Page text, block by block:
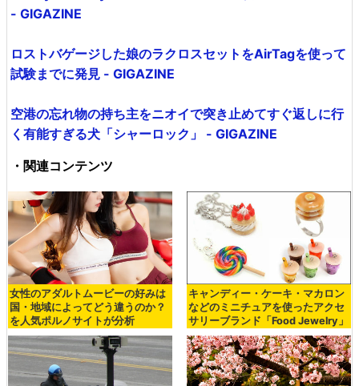
- GIGAZINE
ロストバゲージした娘のラクロスセットをAirTagを使って
試験までに発見 - GIGAZINE
空港の忘れ物の持ち主をニオイで突き止めてすぐ返しに行
く有能すぎる犬「シャーロック」 - GIGAZINE
・関連コンテンツ
女性のアダルトムービーの好みは
国・地域によってどう違うのか？
を人気ポルノサイトが分析
キャンディー・ケーキ・マカロン
などのミニチュアを使ったアクセ
サリーブランド「Food Jewelry」